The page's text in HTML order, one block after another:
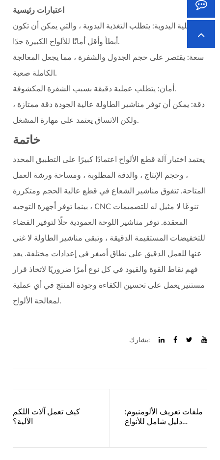
اعتبارات رئيسية
العملية اليدوية: يتطلب التغذية اليدوية ، والتي يمكن أن تكون
أبطأ وأقل أمانًا للألواح الكبيرة جدًا.
سعة: يقتصر على حجم الجدول والشفرة ، مما يجعل المعالجة
الكاملة صعبة.
أمان:يتطلب عملية دقيقة بسبب الشفرة المكشوفة.
دقة: يمكن أن توفر مناشير الطاولة عالية الجودة دقة ممتازة ،
ولكن الاتساق يعتمد على مهارة المشغل.
خاتمة
يعتمد اختيار آلة قطع الألواح اعتمادًا كبيرًا على التطبيق المحدد
، وحجم الإنتاج ، والدقة المطلوبة ، ومساحة ورشة العمل
المتاحة. تتفوق مناشير الشعاع في قطع عالية الحجم ومتكررة
، بينما توفر أجهزة التوجيه CNC تنوعًا لا مثيل له للتصميمات
المعقدة. توفر مناشير اللوحة العمودية حلًا لتوفير الفضاء
للتخفيضات المستقيمة الدقيقة ، وتبقى مناشير الطاولة لا غنى
عنها للعمل الدقيق على نطاق أصغر في إعدادات مختلفة. يعد
فهم نقاط القوة والقيود في كل نوع أمرًا ضروريًا لاتخاذ قرار
مستنير يعمل على تحسين الكفاءة وجودة المنتج في أي عملية
لمعالجة الألواح.
يشارك:
كيف تعمل آلات اللكم
الآلية؟
ملفات تعريف الألومنيوم:
دليل شامل للأنواع